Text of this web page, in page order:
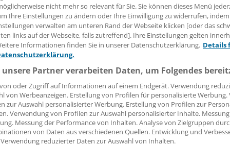
Mann, der seine ehemalige Partnerin mit HIV angesteckt
plus Zinsen zahlen. Das hat das
entschieden (Az.: 20 U 2486/16). Er muss
übernehmen und für eventuelle materielle und
entstehen, zu zwei Dritteln aufkommen. Die heute 60-
160.000 Euro Schmerzensgeld verlangt. Revision
den Mann 2012 kennengelernt und nach eigenen
Aidstest verlangt, weil seine frühere Lebensgefährtin an
gestorben war. Er habe allerdings entgegen der
nicht mehr so relevant für Sie. Sie können dieses Menü
Ihre Einstellungen zu ändern oder Ihre Einwilligung zu widerrufen, indem
verwalten am unteren Rand der Webseite klicken [oder das
links auf der Webseite, falls zutreffend]. Ihre Einstellungen gelten
Informationen finden Sie in unserer Datenschutzerklärung. Details
Partner verarbeiten Daten, um Folgendes
oder Zugriff auf Informationen auf einem Endgerät. Verwendung
von Werbeanzeigen. Erstellung von Profilen für personalisierte
zur Auswahl personalisierter Werbung. Erstellung von Profilen zur
Verwendung von Profilen zur Auswahl personalisierter Inhalte.
Messung der Performance von Inhalten. Analyse von Zielgruppen
von Daten aus verschiedenen Quellen. Entwicklung und
reduzierter Daten zur Auswahl von Inhalten.